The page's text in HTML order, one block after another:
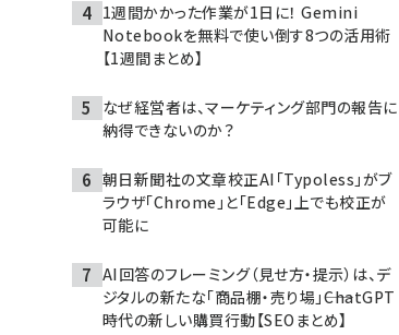
1週間かかった作業が1日に！ Gemini
Notebookを無料で使い倒す8つの活用術
【1週間まとめ】
なぜ経営者は、マーケティング部門の報告に
納得できないのか？
朝日新聞社の文章校正AI「Typoless」がブ
ラウザ「Chrome」と「Edge」上でも校正が
可能に
AI回答のフレーミング（見せ方・提示）は、デ
ジタルの新たな「商品棚・売り場」――ChatGPT
時代の新しい購買行動【SEOまとめ】